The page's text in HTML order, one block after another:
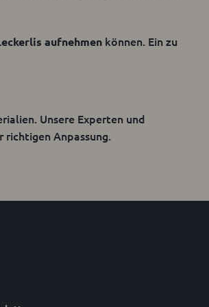
aufnehmen können. Ein zu
Unsere Experten und
richtigen Anpassung.